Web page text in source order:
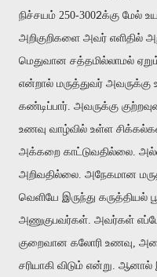
நிச்சயம் 250-3002க்கு மேல்
அறிகுறிகளை அவர் எளிதில்
மெதுவான சத்தமில்லாமல்
என்றால் மருத்துவர் அவருக்கு
கண்டிப்பார். அவருக்கு
உணவு வாழ்வில் உள்ள
அக்கறை காட்டுவதில்லை.
அறிவதில்லை. அநேகமான
வெளியே இருந்து கருத்தியல்
அணுகுபவர்கள். அவர்கள்
குறைவான கலோரி உணவு,
சரியாகி விடும் என்று. ஆனால்